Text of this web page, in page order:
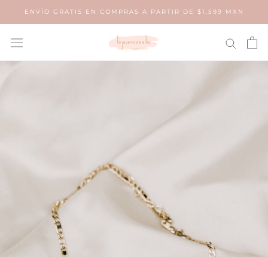
ENVÍO GRATIS EN COMPRAS A PARTIR DE $1,599 MXN